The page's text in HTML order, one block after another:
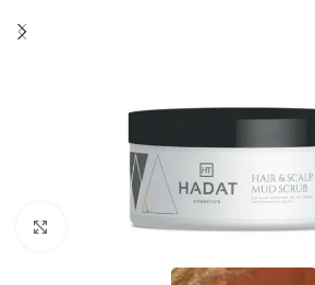
Spustelėkite, kad padidintumėte